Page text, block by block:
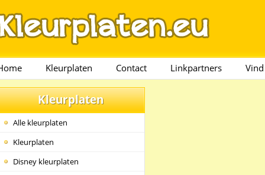
Kleurplaten Contact Linkpartners
Kleurplaten
Alle kleurplaten
Kleurplaten
Disney kleurplaten